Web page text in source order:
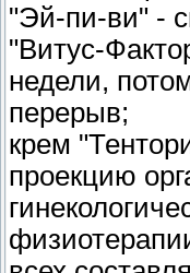
"Эй-пи-ви" -
"Витус-
недели,
перерыв;
крем
проекцию